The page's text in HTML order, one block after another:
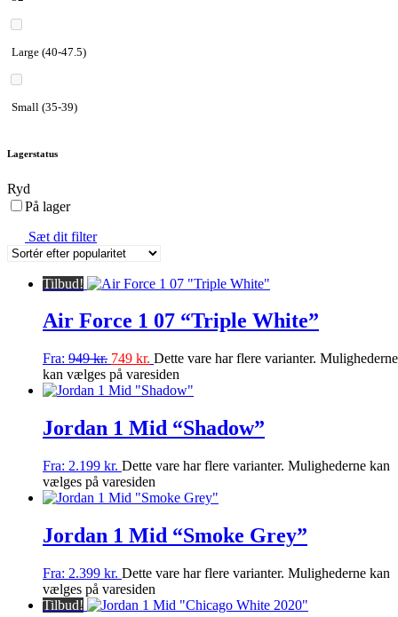
Large (40-47.5)
Small (35-39)
Lagerstatus
Ryd
På lager
Sæt dit filter
Tilbud!
Air Force 1 07 “Triple White”
Fra: 949kr. 749 kr. Dette vare har flere varianter. Mulighederne
kan vælges på varesiden
Jordan 1 Mid “Shadow”
Fra: 2.199 kr. Dette vare har flere varianter. Mulighederne kan
vælges på varesiden
Jordan 1 Mid “Smoke Grey”
Fra: 2.399 kr. Dette vare har flere varianter. Mulighederne kan
vælges på varesiden
Tilbud!